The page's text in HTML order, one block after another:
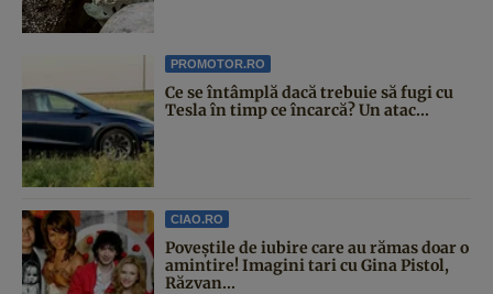
PROMOTOR.RO
Ce se întâmplă dacă trebuie să fugi cu
Tesla în timp ce încarcă? Un atac...
CIAO.RO
Poveştile de iubire care au rămas doar o
amintire! Imagini tari cu Gina Pistol,
Răzvan...